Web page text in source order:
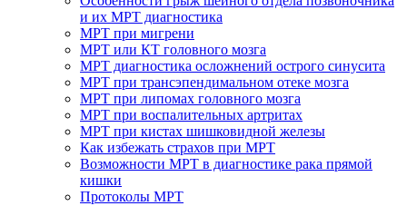
и их МРТ диагностика
МРТ при мигрени
МРТ или КТ головного мозга
МРТ диагностика осложнений острого синусита
МРТ при трансэпендимальном отеке мозга
МРТ при липомах головного мозга
МРТ при воспалительных артритах
МРТ при кистах шишковидной железы
Как избежать страхов при МРТ
Возможности МРТ в диагностике рака прямой
кишки
Протоколы МРТ